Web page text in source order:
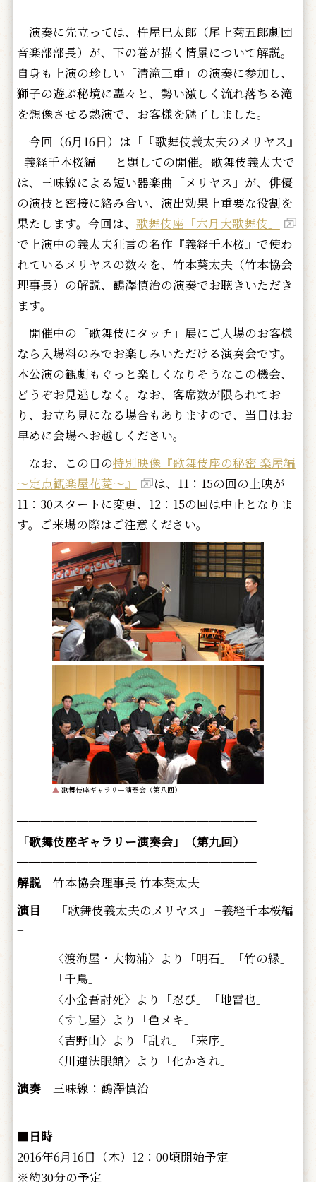
演奏に先立っては、杵屋巳太郎（尾上菊五郎劇団
音楽部部長）が、下の巻が描く情景について解説。
自身も上演の珍しい「清滝三重」の演奏に参加し、
獅子の遊ぶ秘境に轟々と、勢い激しく流れ落ちる滝
を想像させる熱演で、お客様を魅了しました。
今回（6月16日）は「『歌舞伎義太夫のメリヤス』
−義経千本桜編−」と題しての開催。歌舞伎義太夫で
は、三味線による短い器楽曲「メリヤス」が、俳優
の演技と密接に絡み合い、演出効果上重要な役割を
果たします。今回は、 歌舞伎座「六月大歌舞伎」
で上演中の義太夫狂言の名作『義経千本桜』で使わ
れているメリヤスの数々を、竹本葵太夫（竹本協会
理事長）の解説、鶴澤慎治の演奏でお聴きいただき
ます。
開催中の「歌舞伎にタッチ」展にご入場のお客様
なら入場料のみでお楽しみいただける演奏会です。
本公演の観劇もぐっと楽しくなりそうなこの機会、
どうぞお見逃しなく。なお、客席数が限られてお
り、お立ち見になる場合もありますので、当日はお
早めに会場へお越しください。
なお、この日の特別映像『歌舞伎座の秘密 楽屋編
～定点観楽屋花菱～』
は、11：15の回の上映が
11：30スタートに変更、12：15の回は中止となりま
す。ご来場の際はご注意ください。
▲ 歌舞伎座ギャラリー演奏会（第八回）
━━━━━━━━━━━━━━━━━━━━
「歌舞伎座ギャラリー演奏会」（第九回）
━━━━━━━━━━━━━━━━━━━━
解説竹本協会理事長 竹本葵太夫
演目 「歌舞伎義太夫のメリヤス」 −義経千本桜編
−
〈渡海屋・大物浦〉より「明石」「竹の縁」
「千鳥」
〈小金吾討死〉より「忍び」「地雷也」
〈すし屋〉より「色メキ」
〈吉野山〉より「乱れ」「来序」
〈川連法眼館〉より「化かされ」
演奏三味線：鶴澤慎治
■ 日時
2016年6月16日（木）12：00頃開始予定
※約30分の予定